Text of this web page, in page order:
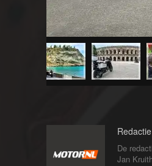
Redactie
De
Jan